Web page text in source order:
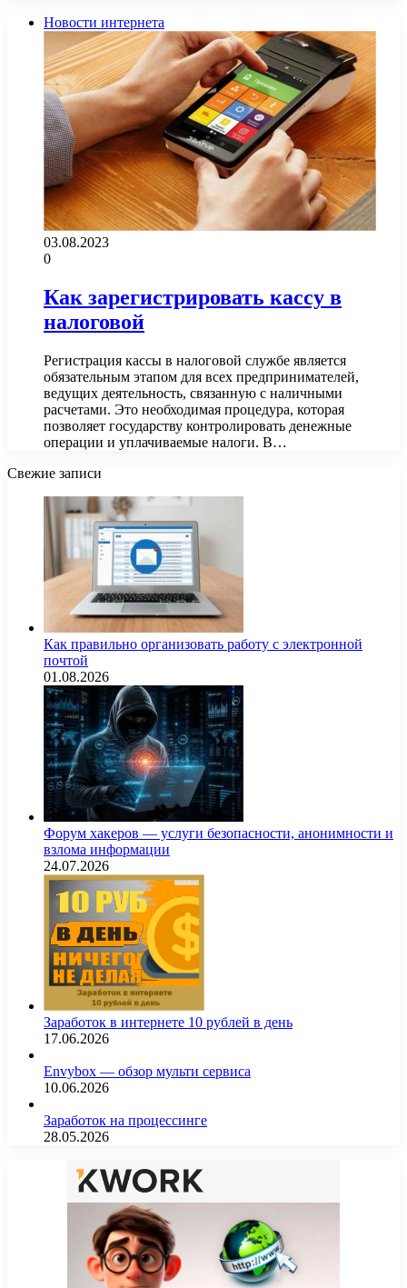
Новости интернета
03.08.2023
0
Как зарегистрировать кассу в
налоговой
Регистрация кассы в налоговой службе является
обязательным этапом для всех предпринимателей,
ведущих деятельность, связанную с наличными
расчетами. Это необходимая процедура, которая
позволяет государству контролировать денежные
операции и уплачиваемые налоги. В…
Свежие записи
Как правильно организовать работу с электронной
почтой
01.08.2026
Форум хакеров — услуги безопасности, анонимности и
взлома информации
24.07.2026
Заработок в интернете 10 рублей в день
17.06.2026
Envybox — обзор мульти сервиса
10.06.2026
Заработок на процессинге
28.05.2026